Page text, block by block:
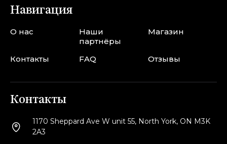
Навигация
О нас
Наши
партнёры
Магазин
Контакты FAQ Отзывы
Контакты
1170 Sheppard Ave W unit 55, North York, ON M3K
2A3